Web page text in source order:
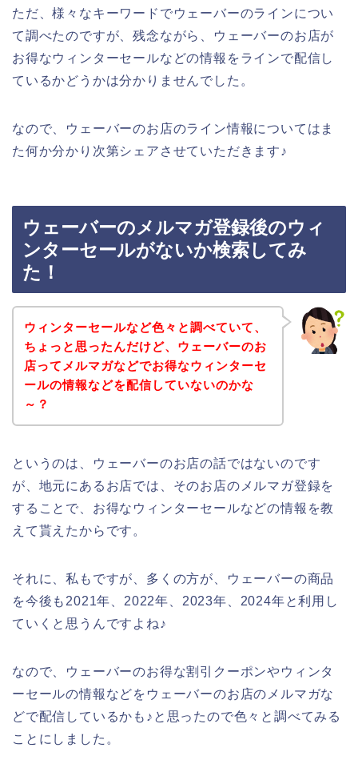
ただ、様々なキーワードでウェーバーのラインについ
て調べたのですが、残念ながら、ウェーバーのお店が
お得なウィンターセールなどの情報をラインで配信し
ているかどうかは分かりませんでした。
なので、ウェーバーのお店のライン情報についてはま
た何か分かり次第シェアさせていただきます♪
ウェーバーのメルマガ登録後のウィ
ンターセールがないか検索してみ
た！
ウィンターセールなど色々と調べていて、
ちょっと思ったんだけど、ウェーバーのお
店ってメルマガなどでお得なウィンターセ
ールの情報などを配信していないのかな
～？
というのは、ウェーバーのお店の話ではないのです
が、地元にあるお店では、そのお店のメルマガ登録を
することで、お得なウィンターセールなどの情報を教
えて貰えたからです。
それに、私もですが、多くの方が、ウェーバーの商品
を今後も2021年、2022年、2023年、2024年と利用し
ていくと思うんですよね♪
なので、ウェーバーのお得な割引クーポンやウィンタ
ーセールの情報などをウェーバーのお店のメルマガな
どで配信しているかも♪と思ったので色々と調べてみる
ことにしました。